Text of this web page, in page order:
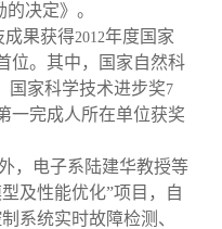
决定》。
成果获得2012年度国家
位。其中，国家自然科
国家科学技术进步奖7
一完成人所在单位获奖
，电子系陆建华教授等
及性能优化”项目，自
系统实时故障检测、